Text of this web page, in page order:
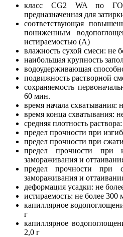
класс CG2 WA по
предназначенная для
соответствующая
пониженным
истираемостью (А)
влажность сухой смеси: не
наибольшая крупность
водоудерживающая
подвижность растворной
сохраняемость
60 мин.
время начала схватывания:
время конца схватывания:
средняя плотность
предел прочности при
предел прочности при
предел прочности при
замораживания и
предел прочности при
замораживания и
деформация усадки: не
истираемость: не более 300
капиллярное
г
капиллярное
2,0 г